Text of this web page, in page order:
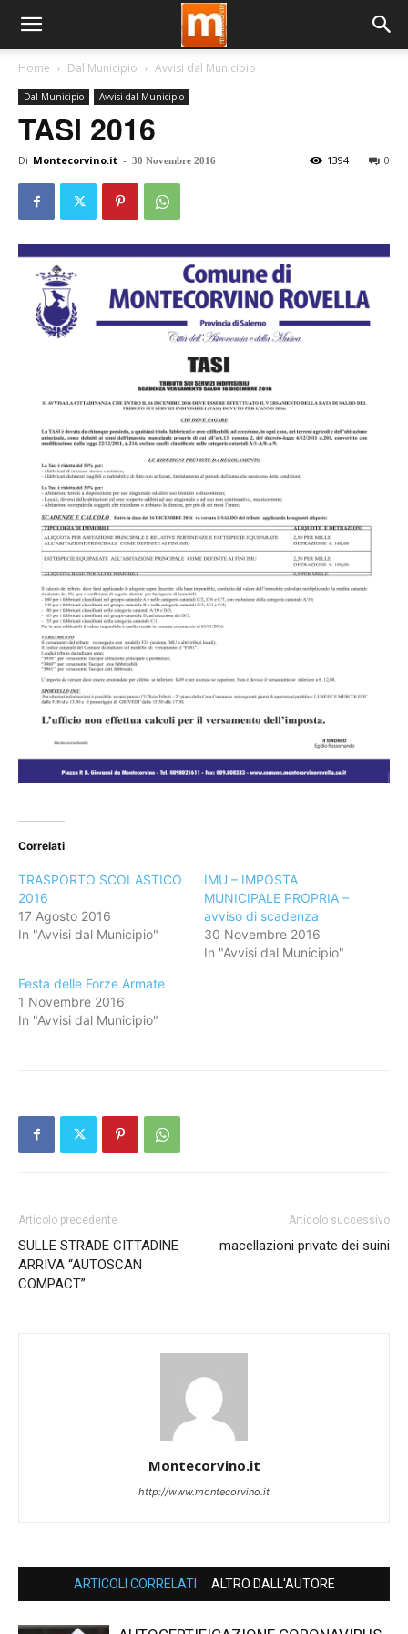
Home Dal Municipio Avvisi dal Municipio
Dal Municipio Avvisi dal Municipio
TASI 2016
Di Montecorvino.it - 30 Novembre 2016 0
1394
Correlati
TRASPORTO SCOLASTICO
2016
17 Agosto 2016
In "Avvisi dal Municipio"
IMU – IMPOSTA
MUNICIPALE PROPRIA –
avviso di scadenza
30 Novembre 2016
In "Avvisi dal Municipio"
Festa delle Forze Armate
1 Novembre 2016
In "Avvisi dal Municipio"
Articolo precedente
SULLE STRADE CITTADINE
ARRIVA “AUTOSCAN
COMPACT”
Articolo successivo
macellazioni private dei suini
Montecorvino.it
http://www.montecorvino.it
ARTICOLI CORRELATI ALTRO DALL'AUTORE